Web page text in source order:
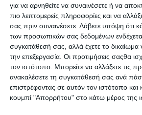
για να αρνηθείτε να συναινέσετε ή να
πιο λεπτομερείς πληροφορίες και να
σας πριν συναινέσετε. Λάβετε υπόψη ότι
των προσωπικών σας δεδομένων
συγκατάθεσή σας, αλλά έχετε το δικαίωμα
την επεξεργασία. Οι προτιμήσεις σαςθα
τον ιστότοπο. Μπορείτε να αλλάξετε τις
ανακαλέσετε τη συγκατάθεσή σας ανά
επιστρέφοντας σε αυτόν τον ιστότοπο και
κουμπί "Απορρήτου" στο κάτω μέρος της
7 Απριλίου 2025
QUIZ: 7 Ερωτήσεις για
Προγραμματιστές